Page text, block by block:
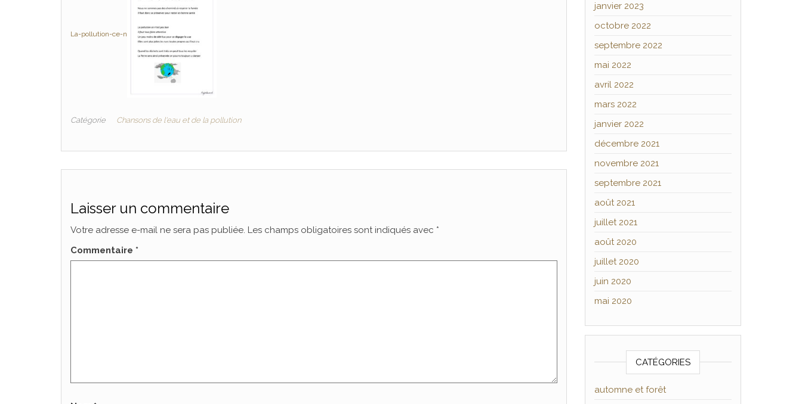
La-pollution-ce-n
Catégorie Chansons de l'eau et de la pollution
Laisser un commentaire
Votre adresse e-mail ne sera pas publiée. Les champs obligatoires sont indiqués avec *
Commentaire *
janvier 2023
octobre 2022
septembre 2022
mai 2022
avril 2022
mars 2022
janvier 2022
décembre 2021
novembre 2021
septembre 2021
août 2021
juillet 2021
août 2020
juillet 2020
juin 2020
mai 2020
CATÉGORIES
automne et forêt